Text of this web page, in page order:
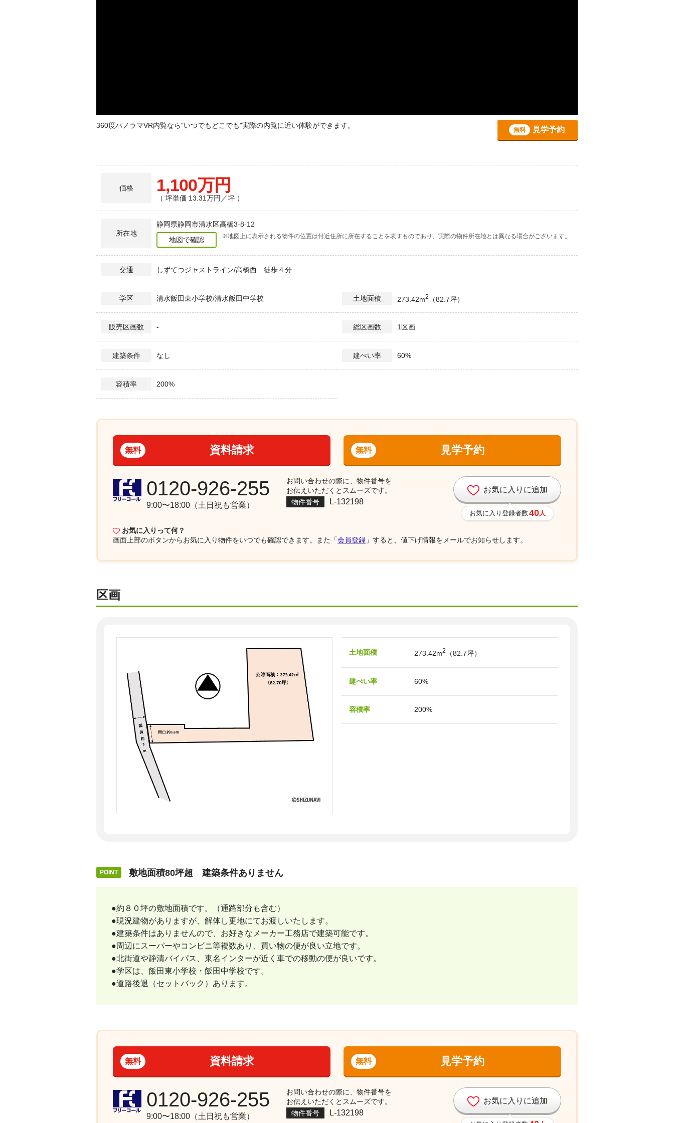
360度パノラマVR内覧なら"いつでもどこでも"実際の内覧に近い体験ができます。
無料 見学予約
価格 1,100万円
（ 坪単価 13.31万円／坪 ）
所在地
静岡県静岡市清水区高橋3-8-12
地図で確認
※地図上に表示される物件の位置は付近住所に所在することを表すものであり、実際の物件所在地とは異なる場合がございます。
交通 しずてつジャストライン/高橋西 徒歩４分
学区 清水飯田東小学校/清水飯田中学校 土地面積 273.42m2 （82.7坪）
販売区画数 - 総区画数 1区画
建築条件 なし 建ぺい率 60%
容積率 200%
資料請求
無料 見学予約
無料
お気に入りに追加
お気に入り登録者数40人
お気に入りって何？
画面上部のボタンからお気に入り物件をいつでも確認できます。また「会員登録 」すると、値下げ情報をメールでお知らせします。
0120-926-255
9:00〜18:00（土日祝も営業）
お問い合わせの際に、物件番号を
お伝えいただくとスムーズです。
物件番号
L-132198
区画
土地面積 273.42m2 （82.7坪）
建ぺい率 60%
容積率 200%
敷地面積80坪超 建築条件ありません
●約８０坪の敷地面積です。（通路部分も含む）
●現況建物がありますが、解体し更地にてお渡しいたします。
●建築条件はありませんので、お好きなメーカー工務店で建築可能です。
●周辺にスーパーやコンビニ等複数あり、買い物の便が良い立地です。
●北街道や静清バイパス、東名インターが近く車での移動の便が良いです。
●学区は、飯田東小学校・飯田中学校です。
●道路後退（セットバック）あります。
資料請求
無料 見学予約
無料
お気に入りに追加
0120-926-255
9:00〜18:00（土日祝も営業）
お問い合わせの際に、物件番号を
お伝えいただくとスムーズです。
物件番号
L-132198